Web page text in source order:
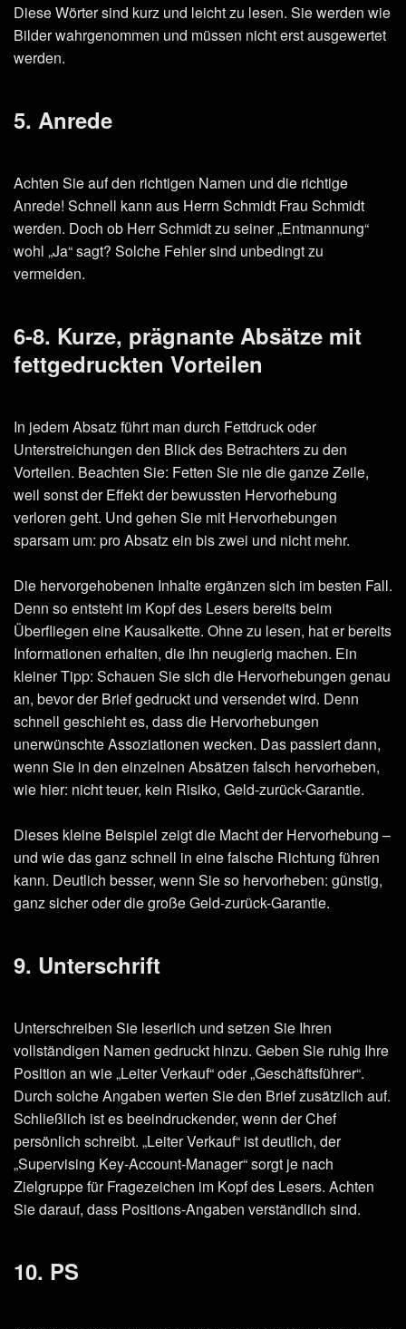
Diese Wörter sind kurz und leicht zu lesen. Sie werden wie
Bilder wahrgenommen und müssen nicht erst ausgewertet
werden.
5. Anrede
Achten Sie auf den richtigen Namen und die richtige
Anrede! Schnell kann aus Herrn Schmidt Frau Schmidt
werden. Doch ob Herr Schmidt zu seiner „Entmannung“
wohl „Ja“ sagt? Solche Fehler sind unbedingt zu
vermeiden.
6-8. Kurze, prägnante Absätze mit
fettgedruckten Vorteilen
In jedem Absatz führt man durch Fettdruck oder
Unterstreichungen den Blick des Betrachters zu den
Vorteilen. Beachten Sie: Fetten Sie nie die ganze Zeile,
weil sonst der Effekt der bewussten Hervorhebung
verloren geht. Und gehen Sie mit Hervorhebungen
sparsam um: pro Absatz ein bis zwei und nicht mehr.
Die hervorgehobenen Inhalte ergänzen sich im besten Fall.
Denn so entsteht im Kopf des Lesers bereits beim
Überfliegen eine Kausalkette. Ohne zu lesen, hat er bereits
Informationen erhalten, die ihn neugierig machen. Ein
kleiner Tipp: Schauen Sie sich die Hervorhebungen genau
an, bevor der Brief gedruckt und versendet wird. Denn
schnell geschieht es, dass die Hervorhebungen
unerwünschte Assoziationen wecken. Das passiert dann,
wenn Sie in den einzelnen Absätzen falsch hervorheben,
wie hier: nicht teuer, kein Risiko, Geld-zurück-Garantie.
Dieses kleine Beispiel zeigt die Macht der Hervorhebung –
und wie das ganz schnell in eine falsche Richtung führen
kann. Deutlich besser, wenn Sie so hervorheben: günstig,
ganz sicher oder die große Geld-zurück-Garantie.
9. Unterschrift
Unterschreiben Sie leserlich und setzen Sie Ihren
vollständigen Namen gedruckt hinzu. Geben Sie ruhig Ihre
Position an wie „Leiter Verkauf“ oder „Geschäftsführer“.
Durch solche Angaben werten Sie den Brief zusätzlich auf.
Schließlich ist es beeindruckender, wenn der Chef
persönlich schreibt. „Leiter Verkauf“ ist deutlich, der
„Supervising Key-Account-Manager“ sorgt je nach
Zielgruppe für Fragezeichen im Kopf des Lesers. Achten
Sie darauf, dass Positions-Angaben verständlich sind.
10. PS